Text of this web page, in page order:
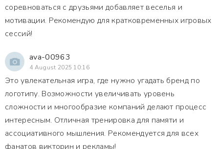
соревноваться с друзьями добавляет веселья и
мотивации. Рекомендую для кратковременных игровых
сессий!
ava-00963
4 August 2025 10:16
Это увлекательная игра, где нужно угадать бренд по
логотипу. Возможности увеличивать уровень
сложности и многообразие компаний делают процесс
интересным. Отличная тренировка для памяти и
ассоциативного мышления. Рекомендуется для всех
фанатов викторин и рекламы!